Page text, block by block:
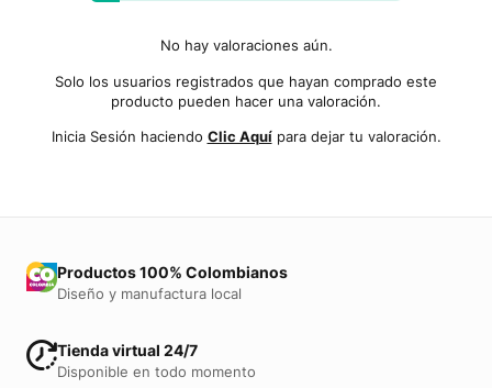
No hay valoraciones aún.
Solo los usuarios registrados que hayan comprado este
producto pueden hacer una valoración.
Inicia Sesión haciendo Clic Aquípara dejar tu valoración.
Productos 100% Colombianos
Diseño y manufactura local
Tienda virtual 24/7
Disponible en todo momento